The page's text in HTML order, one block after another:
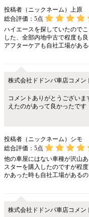
投稿者（ニックネーム）上原
総合評価： 5点
ハイエースを探していたので
した、全部内地中古で程度も
アフターケアも自社工場があ
株式会社ドドンパ車店コメン
コメントありがとうござい
えたのがあって良かったで
投稿者（ニックネーム）シモ
総合評価： 5点
他の車屋にはない車種が沢山
スターを購入したのですが程
かあった時も自社工場がある
株式会社ドドンパ車店コメン